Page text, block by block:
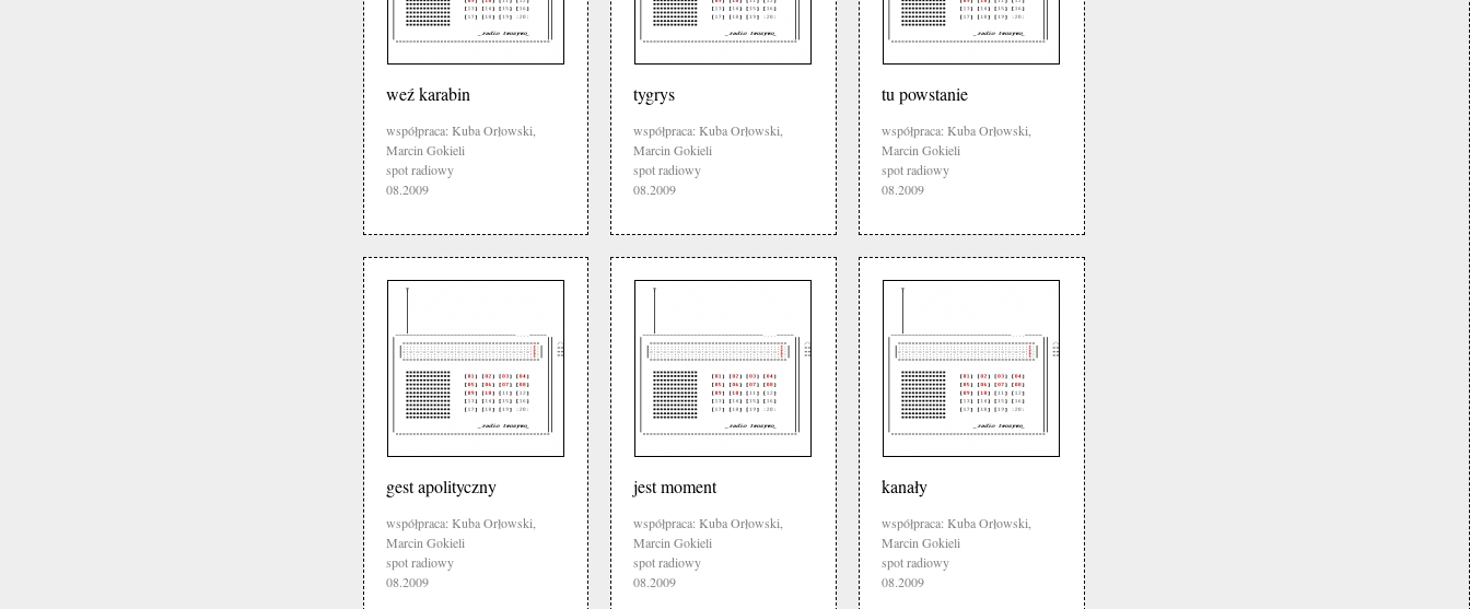
weź karabin
współpraca: Kuba Orłowski,
Marcin Gokieli
spot radiowy
08.2009
tygrys
współpraca: Kuba Orłowski,
Marcin Gokieli
spot radiowy
08.2009
tu powstanie
współpraca: Kuba Orłowski,
Marcin Gokieli
spot radiowy
08.2009
gest apolityczny
współpraca: Kuba Orłowski,
Marcin Gokieli
spot radiowy
08.2009
jest moment
współpraca: Kuba Orłowski,
Marcin Gokieli
spot radiowy
08.2009
kanały
współpraca: Kuba Orłowski,
Marcin Gokieli
spot radiowy
08.2009